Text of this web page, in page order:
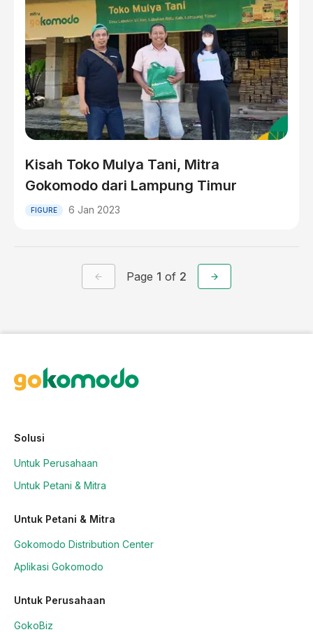
Kisah Toko Mulya Tani, Mitra
Gokomodo dari Lampung Timur
FIGURE 6 Jan 2023
Page 1 of 2
Solusi
Untuk Perusahaan
Untuk Petani & Mitra
Untuk Petani & Mitra
Gokomodo Distribution Center
Aplikasi Gokomodo
Untuk Perusahaan
GokoBiz